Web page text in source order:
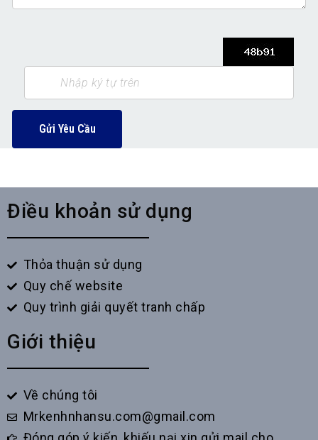
Gửi Yêu Cầu
Điều khoản sử dụng
Thỏa thuận sử dụng
Quy chế website
Quy trình giải quyết tranh chấp
Giới thiệu
Về chúng tôi
Mrkenhnhansu.com@gmail.com